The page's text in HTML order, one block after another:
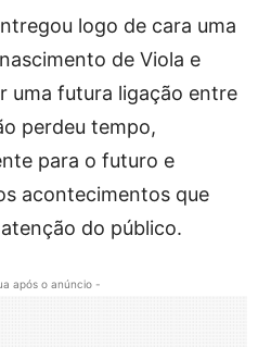
logo de cara uma
de Viola e
uma futura ligação entre
perdeu tempo,
para o futuro e
acontecimentos que
do público.
após o anúncio -